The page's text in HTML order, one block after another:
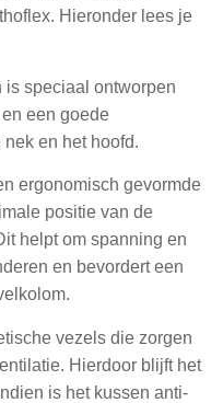
Hieronder lees je
is speciaal ontworpen
een goede
en het hoofd.
ergonomisch gevormde
positie van de
helpt om spanning en
en bevordert een
vezels die zorgen
Hierdoor blijft het
is het kussen anti-